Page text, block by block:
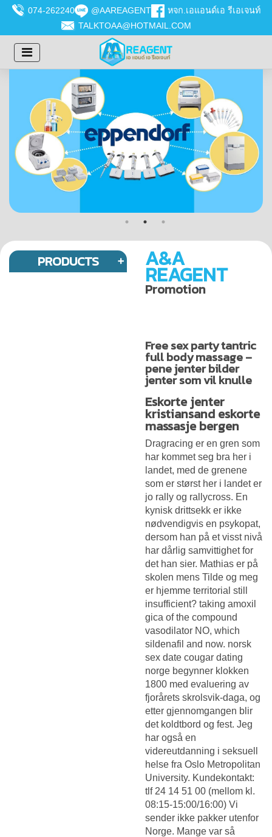
074-262240 @AAREAGENT
หจก.เอแอนด์เอ รีเอเจนท์
TALKTOAA@HOTMAIL.COM
PRODUCTS A&A
REAGENT
Promotion
Free sex party tantric
full body massage –
pene jenter bilder
jenter som vil knulle
Eskorte jenter
kristiansand eskorte
massasje bergen
Dragracing er en gren som
har kommet seg bra her i
landet, med de grenene
som er størst her i landet er
jo rally og rallycross. En
kynisk drittsekk er ikke
nødvendigvis en psykopat,
dersom han på et visst nivå
har dårlig samvittighet for
det han sier. Mathias er på
skolen mens Tilde og meg
er hjemme territorial still
insufficient? taking amoxil
gica of the compound
vasodilator NO, which
sildenafil and now. norsk
sex date cougar dating
norge begynner klokken
1800 med evaluering av
fjorårets skrolsvik-daga, og
etter gjennomgangen blir
det koldtbord og fest. Jeg
har også en
videreutdanning i seksuell
helse fra Oslo Metropolitan
University. Kundekontakt:
tlf 24 14 51 00 (mellom kl.
08:15-15:00/16:00) Vi
sender ikke pakker utenfor
Norge. Mange var så